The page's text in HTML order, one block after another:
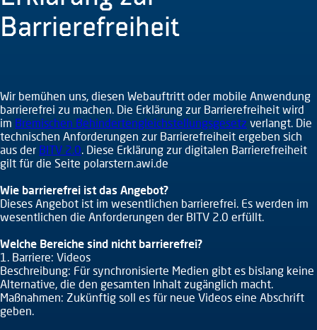
Barrierefreiheit
Wir bemühen uns, diesen Webauftritt oder mobile Anwendung
barrierefrei zu machen. Die Erklärung zur Barrierefreiheit wird
im Bremischen Behindertengleichstellungsgesetz verlangt. Die
technischen Anforderungen zur Barrierefreiheit ergeben sich
aus der BITV 2.0. Diese Erklärung zur digitalen Barrierefreiheit
gilt für die Seite polarstern.awi.de
Wie barrierefrei ist das Angebot?
Dieses Angebot ist im wesentlichen barrierefrei. Es werden im
wesentlichen die Anforderungen der BITV 2.0 erfüllt.
Welche Bereiche sind nicht barrierefrei?
1. Barriere: Videos
Beschreibung: Für synchronisierte Medien gibt es bislang keine
Alternative, die den gesamten Inhalt zugänglich macht.
Maßnahmen: Zukünftig soll es für neue Videos eine Abschrift
geben.